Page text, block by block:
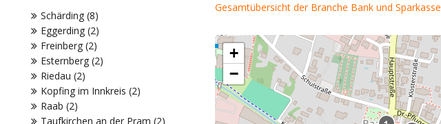
Gesamtübersicht der Branche Bank und Sparkasse
+
−
Schärding (8)
Eggerding (2)
Freinberg (2)
Esternberg (2)
Riedau (2)
Kopfing im Innkreis (2)
Raab (2)
Taufkirchen an der Pram (2)